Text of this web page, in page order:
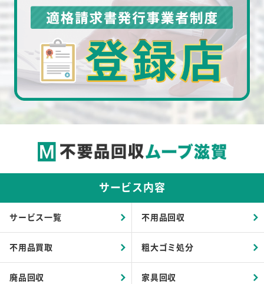
サービス内容
サービス一覧 不用品回収
不用品買取 粗大ゴミ処分
廃品回収 家具回収